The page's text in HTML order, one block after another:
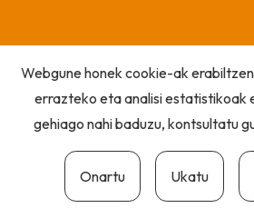
Webgune honek cookie-ak
errazteko eta analisi estatistikoak
gehiago nahi baduzu, kontsultatu
Onartu Ukatu